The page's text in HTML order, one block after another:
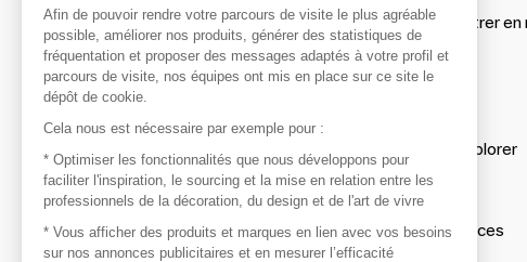
Afin de profiter au mieux de l'expérience MOM et de rentrer
avec vos marques préférées, créez-vous un compte.
Découvrir
Les produits de milliers de fournisseurs à explorer
S'inspirer
Inspiration et sélections de produits tendances
Afin de pouvoir rendre votre parcours de visite le plus agréable
possible, améliorer nos produits, générer des statistiques de
fréquentation et proposer des messages adaptés à votre profil et
parcours de visite, nos équipes ont mis en place sur ce site le
dépôt de cookie.
Cela nous est nécessaire par exemple pour :
* Optimiser les fonctionnalités que nous développons pour
faciliter l'inspiration, le sourcing et la mise en relation entre les
professionnels de la décoration, du design et de l'art de vivre
* Vous afficher des produits et marques en lien avec vos besoins
sur nos annonces publicitaires et en mesurer l’efficacité